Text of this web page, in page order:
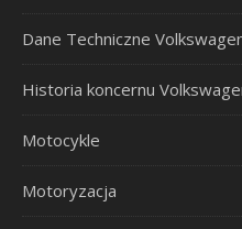
Dane Techniczne
Historia koncernu
Motocykle
Motoryzacja